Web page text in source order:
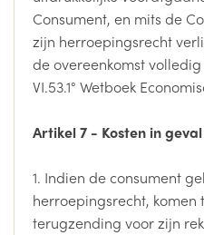
Consument, en mits de
zijn herroepingsrecht
de overeenkomst
VI.53.1° Wetboek
Artikel 7 - Kosten in
1. Indien de consument
herroepingsrecht, komen
terugzending voor zijn